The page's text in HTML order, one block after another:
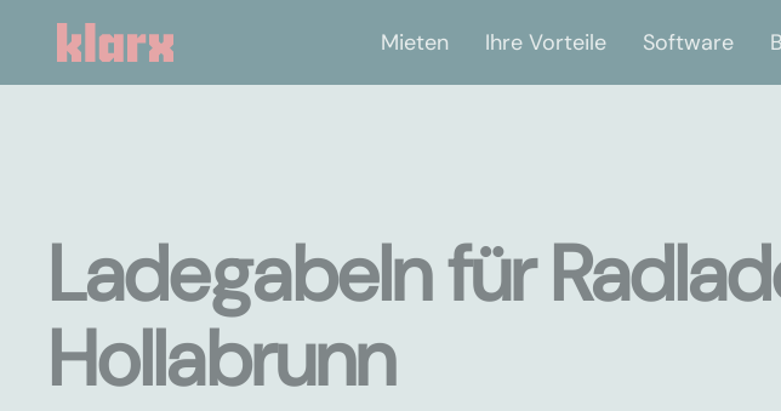
Mieten Ihre Vorteile Software
Ladegabeln für
Hollabrunn